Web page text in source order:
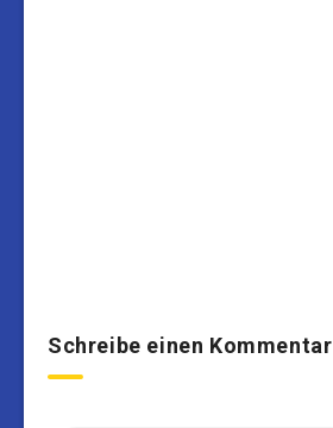
Schreibe einen Kommentar